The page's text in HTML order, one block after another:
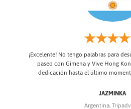
¡Excelente! No tengo palabras para
paseo con Gimena y Vive Hong
dedicación hasta el último
JAZMINKA
Argentina,